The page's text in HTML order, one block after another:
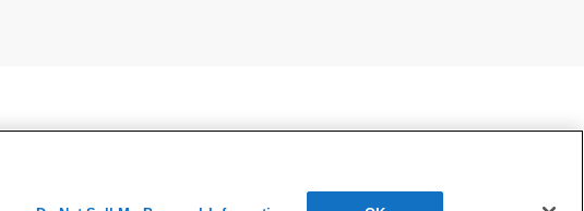
（受付時間：10:00～18:00）